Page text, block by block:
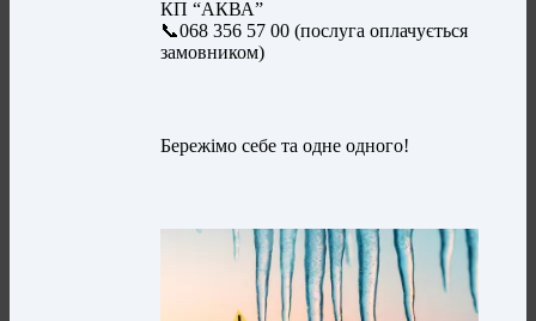
КП “АКВА”
📞068 356 57 00 (послуга оплачується
замовником)
Бережімо себе та одне одного!